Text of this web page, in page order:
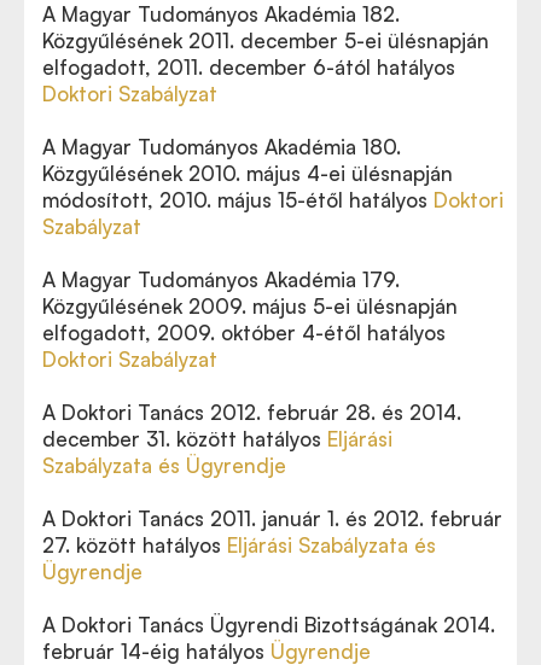
A Magyar Tudományos Akadémia 182.
Közgyűlésének 2011. december 5-ei ülésnapján
elfogadott, 2011. december 6-ától hatályos
Doktori Szabályzat
A Magyar Tudományos Akadémia 180.
Közgyűlésének 2010. május 4-ei ülésnapján
módosított, 2010. május 15-étől hatályos Doktori
Szabályzat
A Magyar Tudományos Akadémia 179.
Közgyűlésének 2009. május 5-ei ülésnapján
elfogadott, 2009. október 4-étől hatályos
Doktori Szabályzat
A Doktori Tanács 2012. február 28. és 2014.
december 31. között hatályos Eljárási
Szabályzata és Ügyrendje
A Doktori Tanács 2011. január 1. és 2012. február
27. között hatályos Eljárási Szabályzata és
Ügyrendje
A Doktori Tanács Ügyrendi Bizottságának 2014.
február 14-éig hatályos Ügyrendje